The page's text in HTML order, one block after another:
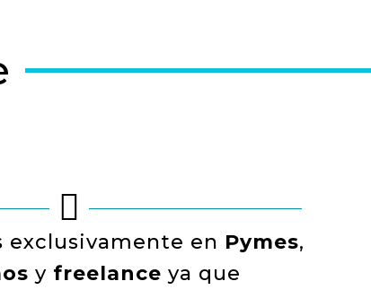

exclusivamente en Pymes,
y freelance ya que